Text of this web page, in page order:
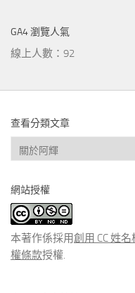
GA4 瀏覽人氣
線上人數：92
查看分類文章
查
看
類
文
章
網站授權
本著作係採用創用 CC 姓
權條款授權.